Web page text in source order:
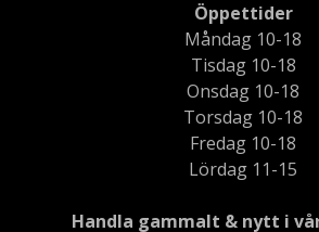
Öppettider
Måndag 10-18
Tisdag 10-18
Onsdag 10-18
Torsdag 10-18
Fredag 10-18
Lördag 11-15
Handla gammalt & nytt i